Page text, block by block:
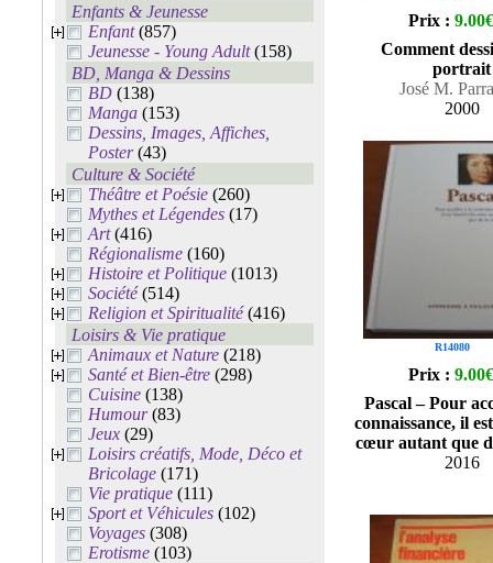
Enfants & Jeunesse
Enfant(857)
Jeunesse - Young Adult(158)
BD, Manga & Dessins
BD (138)
Manga (153)
Dessins, Images, Affiches,
Poster(43)
Culture & Société
Théâtre et Poésie (260)
Mythes et Légendes (17)
Art(416)
Régionalisme (160)
Histoire et Politique (1013)
Société(514)
Religion et Spiritualité(416)
Loisirs & Vie pratique
Animaux et Nature (218)
Santé et Bien-être (298)
Cuisine (138)
Humour(83)
Jeux (29)
Loisirs créatifs, Mode, Déco et
Bricolage (171)
Vie pratique (111)
Sport et Véhicules (102)
Voyages (308)
Erotisme (103)
Prix : 9.00€
Comment
portrait
José M.
2000
R14080
Prix : 9.00€
Pascal – Pour
connaissance, il
cœur autant que
2016